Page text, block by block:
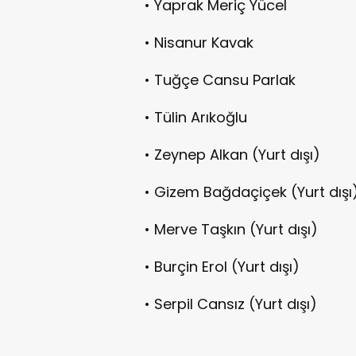
• Yaprak Meriç Yücel
• Nisanur Kavak
• Tuğçe Cansu Parlak
• Tülin Arıkoğlu
• Zeynep Alkan (Yurt dışı)
• Gizem Bağdaçiçek (Yurt
• Merve Taşkın (Yurt dışı)
• Burçin Erol (Yurt dışı)
• Serpil Cansız (Yurt dışı)